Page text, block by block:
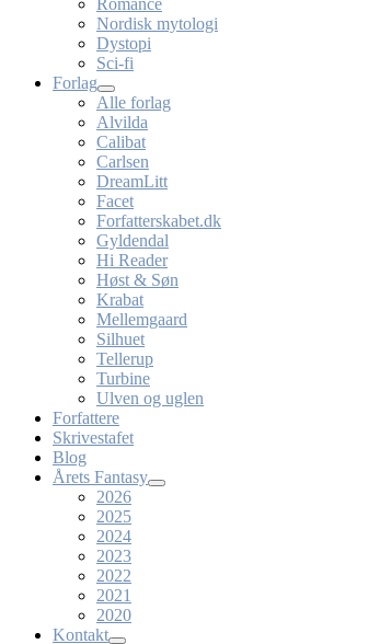
Romance
Nordisk mytologi
Dystopi
Sci-fi
Forlag
Alle forlag
Alvilda
Calibat
Carlsen
DreamLitt
Facet
Forfatterskabet.dk
Gyldendal
Hi Reader
Høst & Søn
Krabat
Mellemgaard
Silhuet
Tellerup
Turbine
Ulven og uglen
Forfattere
Skrivestafet
Blog
Årets Fantasy
2026
2025
2024
2023
2022
2021
2020
Kontakt